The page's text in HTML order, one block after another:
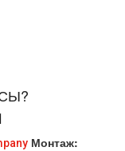
Монтаж: